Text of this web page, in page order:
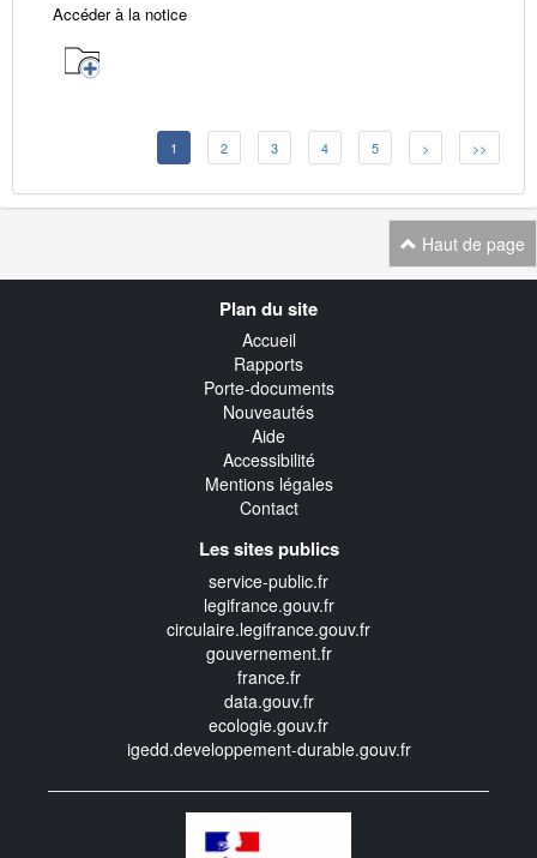
Accéder à la notice
1 2 3 4 5 > >>
Haut de page
Plan du site
Accueil
Rapports
Porte-documents
Nouveautés
Aide
Accessibilité
Mentions légales
Contact
Les sites publics
service-public.fr
legifrance.gouv.fr
circulaire.legifrance.gouv.fr
gouvernement.fr
france.fr
data.gouv.fr
ecologie.gouv.fr
igedd.developpement-durable.gouv.fr